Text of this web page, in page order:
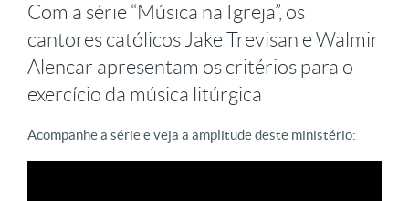
Com a série “Música na Igreja”, os
cantores católicos Jake Trevisan e Walmir
Alencar apresentam os critérios para o
exercício da música litúrgica
Acompanhe a série e veja a amplitude deste ministério: